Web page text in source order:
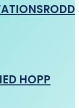
HOPP